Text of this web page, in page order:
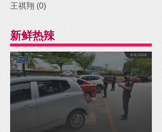
王祺翔 (0)
新鲜热辣